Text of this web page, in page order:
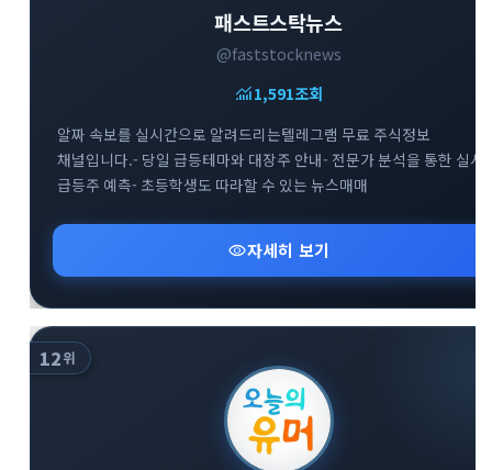
패스트스탁뉴스
@faststocknews
monitoring1,591조회
알짜 속보를 실시간으로 알려드리는텔레그램 무료 주식정보
채널입니다.- 당일 급등테마와 대장주 안내- 전문가 분석을 통한 실시
급등주 예측- 초등학생도 따라할 수 있는 뉴스매매
visibility자세히 보기
12위